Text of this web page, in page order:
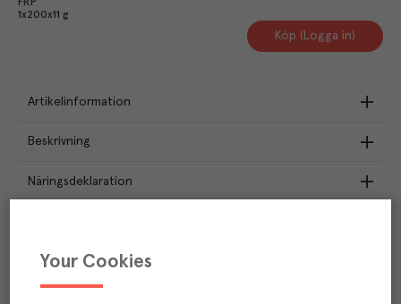
FRP
1x200x11 g
Köp (Logga in)
Artikelinformation
Beskrivning
Näringsdeklaration
Varje kilo av varan påverkar klimatet motsvarande
utsläppen av 1.7 kg koldioxid.
Your Cookies